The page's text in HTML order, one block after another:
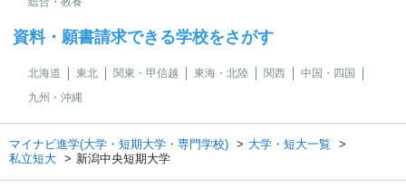
資料・願書請求できる学校をさがす
北海道 東北 関東・甲信越 東海・北陸 関西
中国・四国
九州・沖縄
マイナビ進学(大学・短期大学・専門学校)
大学・短大一覧
私立短大
新潟中央短期大学